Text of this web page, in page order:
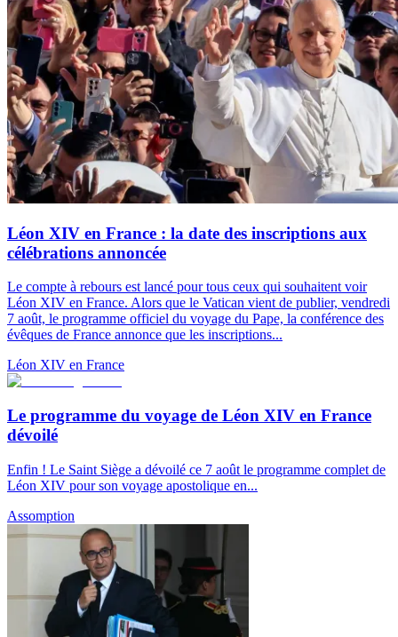
Léon XIV en France : la date des inscriptions aux
célébrations annoncée
Le compte à rebours est lancé pour tous ceux qui souhaitent voir
Léon XIV en France. Alors que le Vatican vient de publier, vendredi
7 août, le programme officiel du voyage du Pape, la conférence des
évêques de France annonce que les inscriptions...
Léon XIV en France
Le programme du voyage de Léon XIV en France
dévoilé
Enfin ! Le Saint Siège a dévoilé ce 7 août le programme complet de
Léon XIV pour son voyage apostolique en...
Assomption